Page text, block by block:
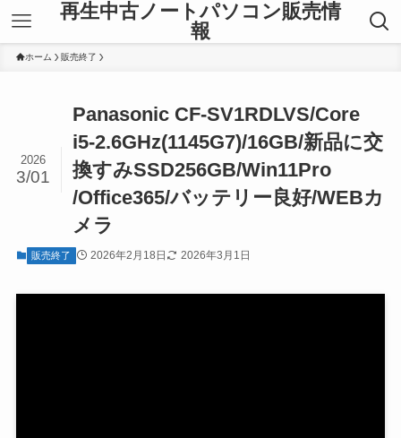
再生中古ノートパソコン販売情
報
ホーム 販売終了
Panasonic CF-SV1RDLVS/Core
i5-2.6GHz(1145G7)/16GB/新品に交
換すみSSD256GB/Win11Pro
/Office365/バッテリー良好/WEBカ
メラ
2026
3/01
販売終了 2026年2月18日 2026年3月1日